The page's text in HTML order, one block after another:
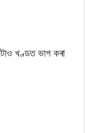
খণ্ডত ভাগ কৰা